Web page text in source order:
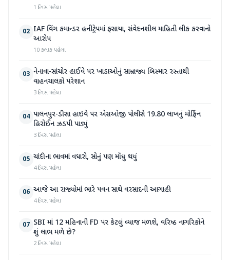
1 દિવસ પહેલા
02 IAF વિંગ કમાન્ડર હનીટ્રેપમાં ફસાયા, સંવેદનશીલ માહિતી લીક કરવાનો
આરોપ
10 કલાક પહેલા
03 નેનાવા-સાંચોર હાઈવે પર ખાડાઓનું સામ્રાજ્ય બિસ્માર રસ્તાથી
વાહનચાલકો પરેશાન
3 દિવસ પહેલા
04 પાલનપુર-ડીસા હાઇવે પર એસઓજી પોલીસે 19.80 લાખનું મોર્ફિન
હિરોઈન ઝડપી પાડ્યું
3 દિવસ પહેલા
05 ચાંદીના ભાવમાં વધારો, સોનું પણ મોંઘુ થયું
4 દિવસ પહેલા
06 આજે આ રાજ્યોમાં ભારે પવન સાથે વરસાદની આગાહી
4 દિવસ પહેલા
07 SBI માં 12 મહિનાની FD પર કેટલું વ્યાજ મળશે, વરિષ્ઠ નાગરિકોને
શું લાભ મળે છે?
2 દિવસ પહેલા